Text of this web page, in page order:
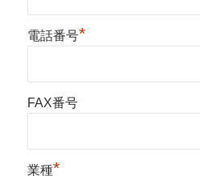
電話番号*
FAX番号
業種*